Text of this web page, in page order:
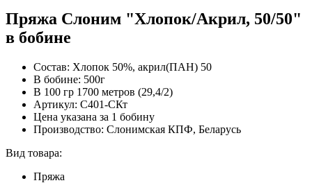
Пряжа Слоним "Хлопок/Акрил, 50/50"
в бобине
Состав: Хлопок 50%, акрил(ПАН) 50
В бобине: 500г
В 100 гр 1700 метров (29,4/2)
Артикул: С401-СКт
Цена указана за 1 бобину
Производство: Слонимская КПФ, Беларусь
Вид товара:
Пряжа